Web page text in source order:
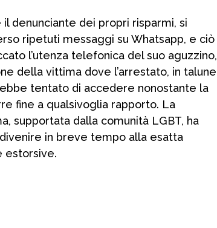
denunciante dei propri risparmi, si
ripetuti messaggi su Whatsapp, e ciò
l’utenza telefonica del suo aguzzino,
della vittima dove l’arrestato, in talune
tentato di accedere nonostante la
fine a qualsivoglia rapporto. La
supportata dalla comunità LGBT, ha
in breve tempo alla esatta
estorsive.